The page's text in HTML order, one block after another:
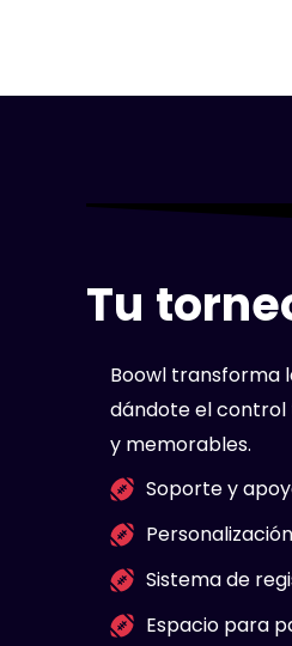
Tu
Boowl transforma
dándote el
y memorables.
Soporte y
Sistema de
Espacio para